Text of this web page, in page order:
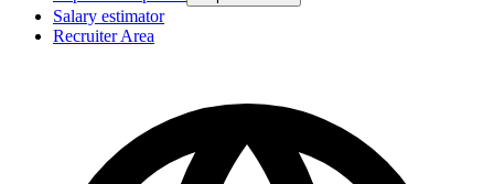
Salary estimator
Recruiter Area